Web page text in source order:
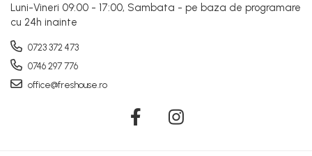
Luni-Vineri 09:00 - 17:00, Sambata - pe baza de programare
cu 24h inainte
0723 372 473
0746 297 776
office@freshouse.ro